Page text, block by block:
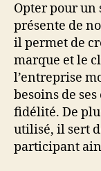
Opter pour
présente de
il permet de
marque et le
l’entreprise
besoins de
fidélité. De
utilisé, il sert
participant